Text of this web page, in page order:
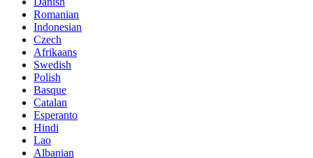
Romanian
Indonesian
Czech
Afrikaans
Swedish
Polish
Basque
Catalan
Esperanto
Hindi
Lao
Albanian